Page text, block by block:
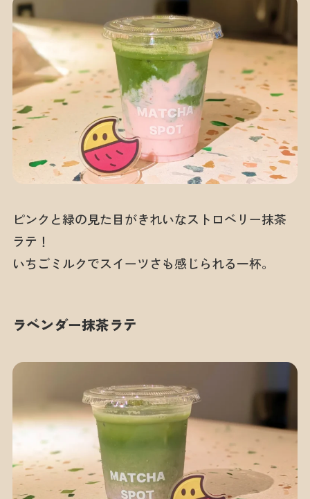
ピンクと緑の見た目がきれいなストロベリー抹茶
ラテ！
いちごミルクでスイーツさも感じられる一杯。
ラベンダー抹茶ラテ